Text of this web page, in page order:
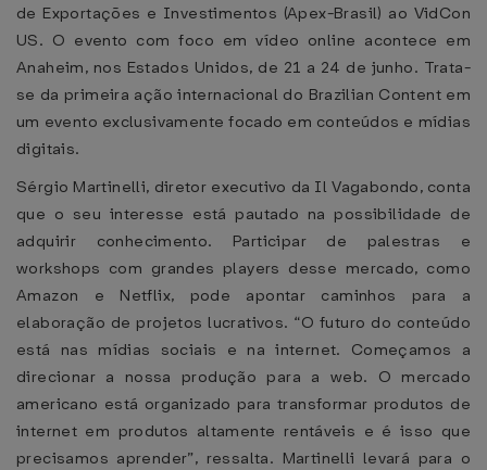
de Exportações e Investimentos (Apex-Brasil) ao VidCon
US. O evento com foco em vídeo online acontece em
Anaheim, nos Estados Unidos, de 21 a 24 de junho. Trata-
se da primeira ação internacional do Brazilian Content em
um evento exclusivamente focado em conteúdos e mídias
digitais.
Sérgio Martinelli, diretor executivo da Il Vagabondo, conta
que o seu interesse está pautado na possibilidade de
adquirir conhecimento. Participar de palestras e
workshops com grandes players desse mercado, como
Amazon e Netflix, pode apontar caminhos para a
elaboração de projetos lucrativos. “O futuro do conteúdo
está nas mídias sociais e na internet. Começamos a
direcionar a nossa produção para a web. O mercado
americano está organizado para transformar produtos de
internet em produtos altamente rentáveis e é isso que
precisamos aprender”, ressalta. Martinelli levará para o